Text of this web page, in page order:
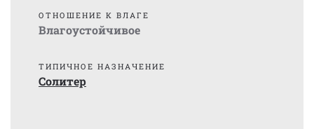
ОТНОШЕНИЕ К ВЛАГЕ
Влагоустойчивое
ТИПИЧНОЕ НАЗНАЧЕНИЕ
Солитер